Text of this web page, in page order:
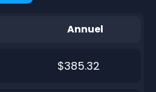
Annuel
$385.32